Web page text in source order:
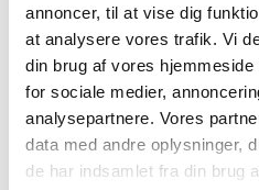
annoncer, til at vise dig
at analysere vores trafik. Vi
din brug af vores
for sociale medier,
analysepartnere. Vores
data med andre oplysninger,
de har indsamlet fra din brug
*Gælder ikke
Stort udvalg
produkter
Vi tilbyder et
cremer,
produkter –